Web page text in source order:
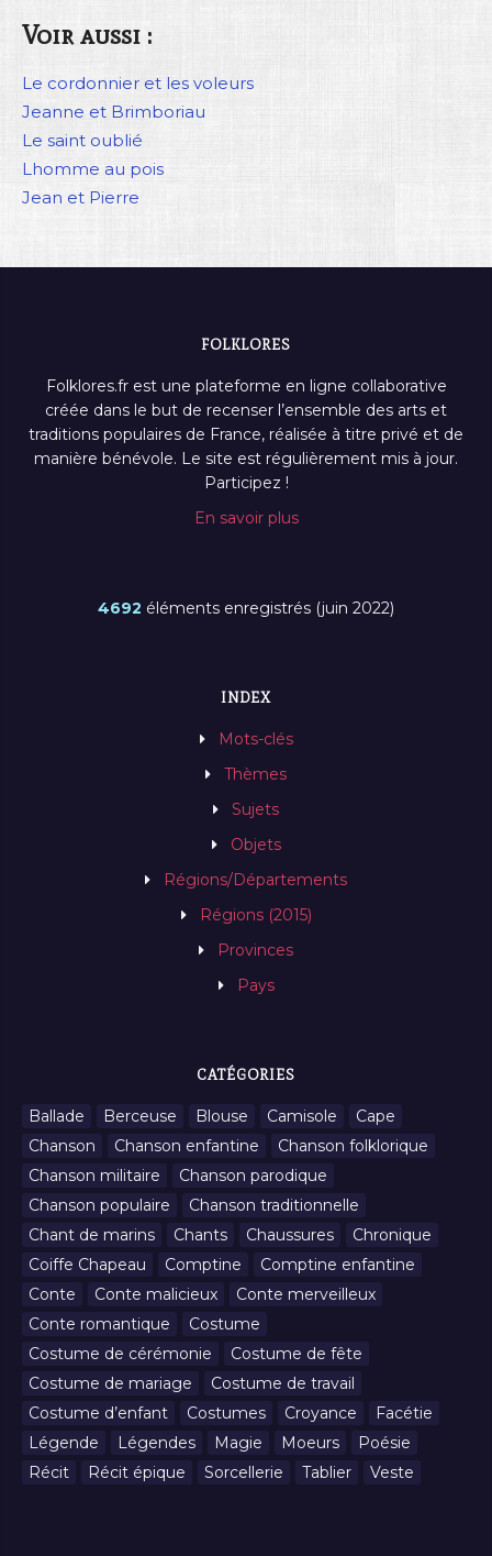
Voir aussi :
Le cordonnier et les voleurs
Jeanne et Brimboriau
Le saint oublié
Lhomme au pois
Jean et Pierre
FOLKLORES
Folklores.fr est une plateforme en ligne collaborative
créée dans le but de recenser l’ensemble des arts et
traditions populaires de France, réalisée à titre privé et de
manière bénévole. Le site est régulièrement mis à jour.
Participez !
En savoir plus
4692 éléments enregistrés (juin 2022)
INDEX
Mots-clés
Thèmes
Sujets
Objets
Régions/Départements
Régions (2015)
Provinces
Pays
CATÉGORIES
Ballade Berceuse Blouse Camisole
Cape
Chanson
Chanson enfantine
Chanson folklorique
Chanson militaire
Chanson parodique
Chanson populaire
Chanson traditionnelle
Chant de marins
Chants Chaussures
Chronique
Coiffe Chapeau
Comptine
Comptine enfantine
Conte
Conte malicieux
Conte merveilleux
Conte romantique
Costume
Costume de cérémonie
Costume de fête
Costume de mariage
Costume de travail
Costume d’enfant
Costumes Croyance
Facétie
Légende
Légendes Magie Moeurs
Poésie
Récit
Récit épique Sorcellerie Tablier Veste